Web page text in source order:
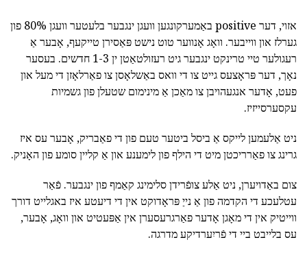
אזוי, דער positive באַמערקונגען וועגן ינגבער בלעטער וועגן 80% פון
גערלז און ווייבער. וואָג אָנווער טוט נישט פּאַסירן טייקעף, אָבער אַ
רעגולער טיי טרינקט ינגבער גיט רעזולטאַטן ין 1-3 חדשים. בעסער
נאָך, דער פּראָצעס גייט צו די וואס באַשלאָסן צו פאַרלאָזן די מעל און
פעט, אָדער אנגעהויבן צו מאַכן אַ מינימום שטעלן פון גשמיות
עקסערסייזיז.
ניט אַלעמען לייקס אַ ביסל ביטער טעם פון די פאַבריק, אָבער עס איז
גרינג צו פאַרריכטן מיט די הילף פון לימענע און אַ קליין סומע פון האָניק.
צום באַדויערן, ניט אַלע צופֿרידן סלימינג קאַמף פון ינגבער. פֿאַר
עטלעכע די הקדמה פון אַ נייַ פּראָדוקט אין די דיעטע איז באגלייט דורך
ווייטיק אין די מאָגן אָדער פאַרגרעסערן אין אַפּעטיט און וואָג, אָבער,
עס בלייבט ביי די פֿריִערדיקע מדרגה.